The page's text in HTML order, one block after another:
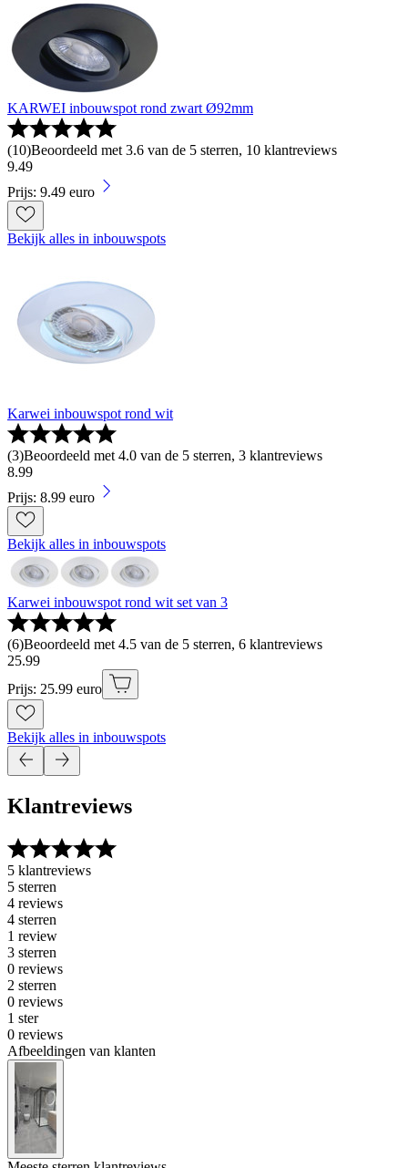
KARWEI inbouwspot rond zwart Ø92mm
(10)Beoordeeld met 3.6 van de 5 sterren, 10 klantreviews
9.49
Prijs: 9.49 euro
Bekijk alles in inbouwspots
Karwei inbouwspot rond wit
(3)Beoordeeld met 4.0 van de 5 sterren, 3 klantreviews
8.99
Prijs: 8.99 euro
Bekijk alles in inbouwspots
Karwei inbouwspot rond wit set van 3
(6)Beoordeeld met 4.5 van de 5 sterren, 6 klantreviews
25.99
Prijs: 25.99 euro
Bekijk alles in inbouwspots
Klantreviews
5 klantreviews
5 sterren
4 reviews
4 sterren
1 review
3 sterren
0 reviews
2 sterren
0 reviews
1 ster
0 reviews
Afbeeldingen van klanten